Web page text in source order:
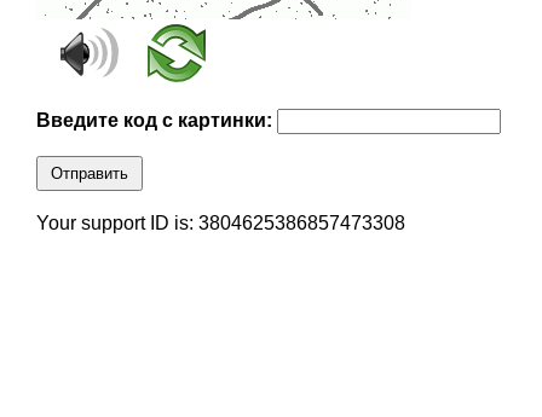
Введите код с картинки:
Отправить
Your support ID is: 3804625386857473308